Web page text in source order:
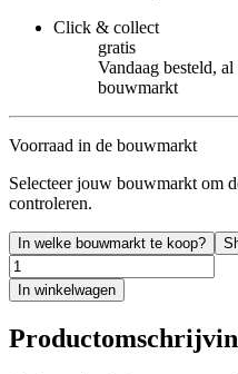
Click & collect
gratis
Vandaag besteld,
bouwmarkt
Voorraad in de bouwmarkt
Selecteer jouw bouwmarkt om
controleren.
In welke bouwmarkt te koop?
In winkelwagen